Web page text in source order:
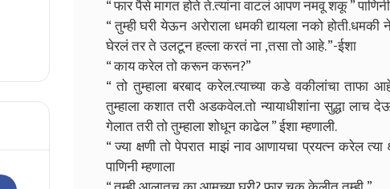
“ फार पैसे मागत होते ते.त्यांना वाटलं आपण नमवू शकू ”
“ तुम्ही घरी येऊन अरोराला धमकी द्यायला नको होती.धमकी
घेरलं तर ते उलटून हल्ला करतं ना ,तसा तो आहे. ”-ईशा
“ काय करेल तो करून करून?”
“ तो तुम्हाला बरबाद करेल.त्याच्या कडे वकीलांचा ताफा
तुम्हाला कशात तरी अडकवेल.तो न्यायाधीशांना सुद्धा लाच
गेलात तरी तो तुम्हाला शोधून काढेल ” ईशा म्हणाली.
“ ज्या क्षणी तो पेपरात माझं नाव आणायचा प्रयत्न करेल त्या
पाणिनी म्हणाला